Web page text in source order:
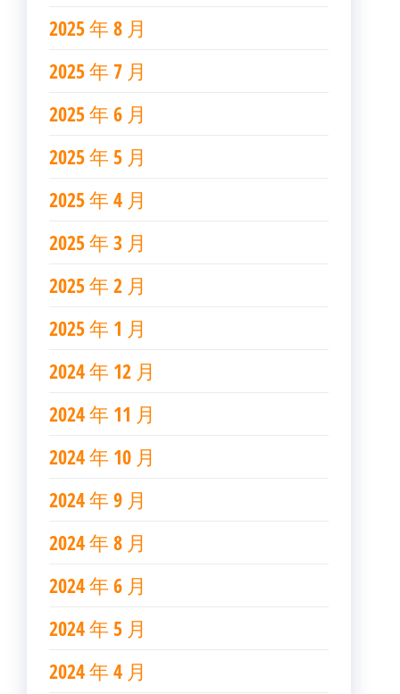
2025 年 8 月
2025 年 7 月
2025 年 6 月
2025 年 5 月
2025 年 4 月
2025 年 3 月
2025 年 2 月
2025 年 1 月
2024 年 12 月
2024 年 11 月
2024 年 10 月
2024 年 9 月
2024 年 8 月
2024 年 6 月
2024 年 5 月
2024 年 4 月